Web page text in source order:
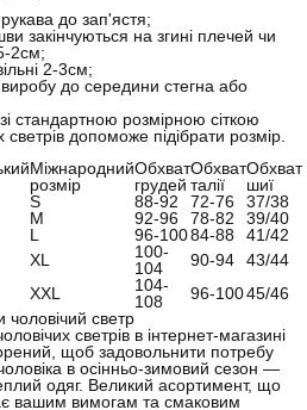
до зап'ястя;
закінчуються на згині плечей чи
2см;
2-3см;
до середини стегна або
стандартною розмірною сіткою
светрів допоможе підібрати розмір.
Міжнародний
розмір
Обхват
грудей
Обхват
талії
Обхват
шиї
S 88-92 72-76
37/38
M 92-96 78-82
39/40
L 96-10084-88
41/42
XL
100-
104
90-94
43/44
XXL
104-
108
96-10045/46
чоловічий светр
светрів в інтернет-магазині
щоб задовольнити потребу
в осінньо-зимовий сезон —
одяг. Великий асортимент, що
вашим вимогам та смаковим